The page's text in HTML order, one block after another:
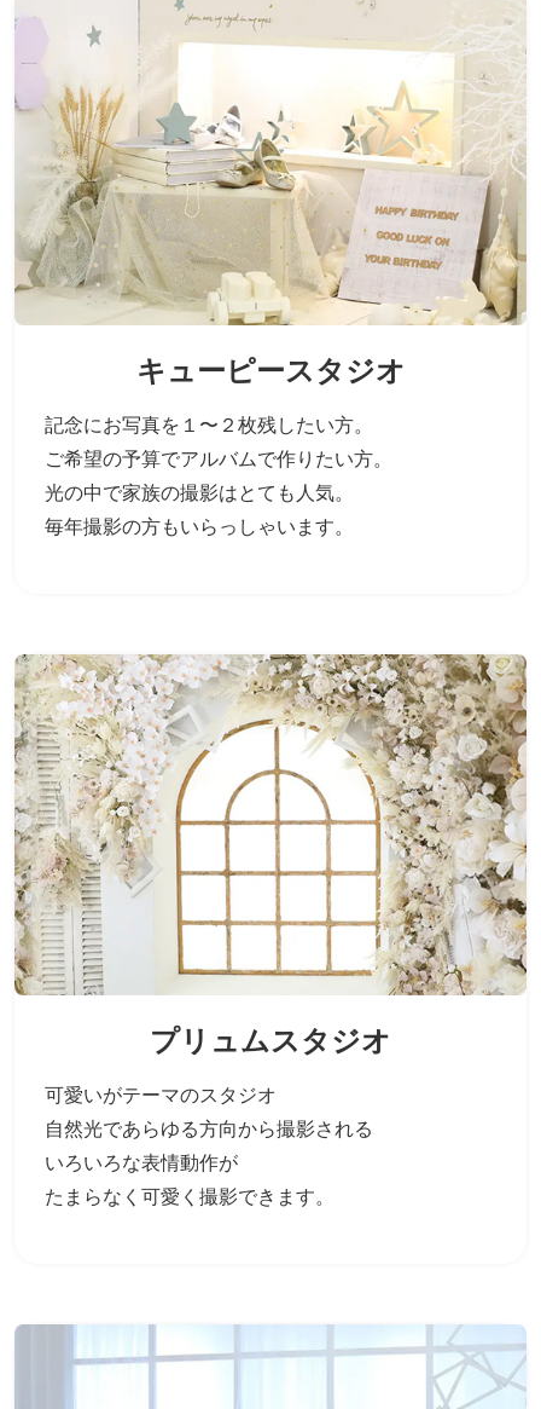
キューピースタジオ
記念にお写真を１〜２枚残したい方。
ご希望の予算でアルバムで作りたい方。
光の中で家族の撮影はとても人気。
毎年撮影の方もいらっしゃいます。
プリュムスタジオ
可愛いがテーマのスタジオ
自然光であらゆる方向から撮影される
いろいろな表情動作が
たまらなく可愛く撮影できます。